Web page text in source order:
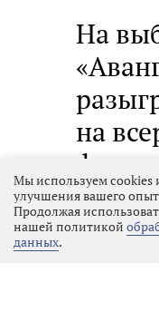
На
на
финал
Мы используем cookies
улучшения вашего
Продолжая
нашей политикой
данных.